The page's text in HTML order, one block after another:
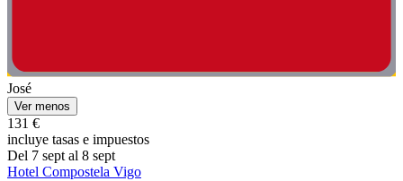
José
Ver menos
131 €
incluye tasas e impuestos
Del 7 sept al 8 sept
Hotel Compostela Vigo